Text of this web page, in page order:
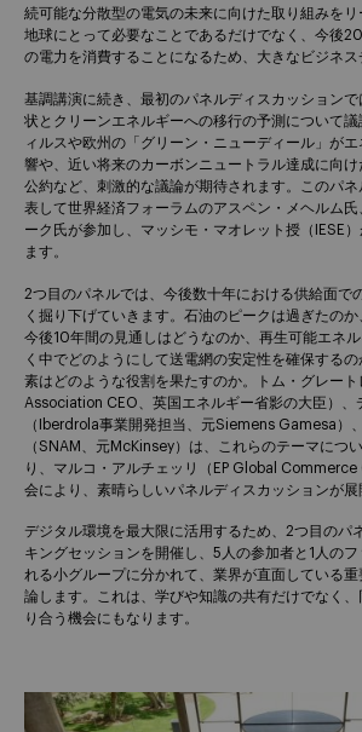
続可能な分散型の電気の未来に向けた取り組みを
地球にとって必要なことであるだけでなく、今後
の電力を消費することになるため、大きなビジネス
基調講演に続き、最初のパネルディスカッション
状とクリーンエネルギーへの移行の予測について
ィルスや欧州の「グリーン・ニューディール」が
響や、近い将来のカーボンニュートラル達成に向
公約など、刺激的な議論が期待されます。このパ
表して世界経済フォーラムのアスペン・メヘルム
ーク氏が参加し、マッシモ・マオレット授（IESE
ます。
2つ目のパネルでは、今後数十年における供給面で
く掘り下げていきます。石油のピークは過ぎたの
今後10年間の見通しはどうなのか、再生可能エネ
く中でどのようにして送電網の安定性を確保する
素はどのような役割を果たすのか。トム・グレー
Association CEO、英国エネルギー省影の大臣）、
（Iberdrola事業開発担当、元Siemens Gamesa）
（SNAM、元McKinsey）は、これらのテーマにつ
り、マルコ・アルチェッリ（EP Global Commerce
会により、素晴らしいパネルディスカッションが展
デジタル環境を最大限に活用するため、2つ目のパ
キングセッションを開催し、5人の参加者と1人の
れる小グループに分かれて、業界が直面している
論します。これは、学びや知識の共有だけでなく
り合う機会にもなります。